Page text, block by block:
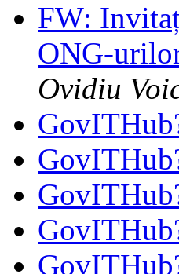
FW:
ONG-
Ovidiu